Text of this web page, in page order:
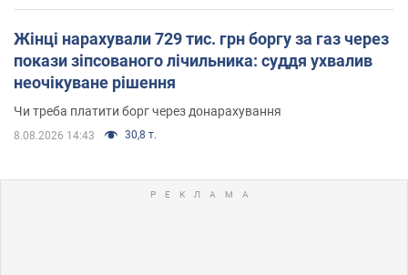
Жінці нарахували 729 тис. грн боргу за газ через
покази зіпсованого лічильника: суддя ухвалив
неочікуване рішення
Чи треба платити борг через донарахування
8.08.2026 14:43 30,8 т.